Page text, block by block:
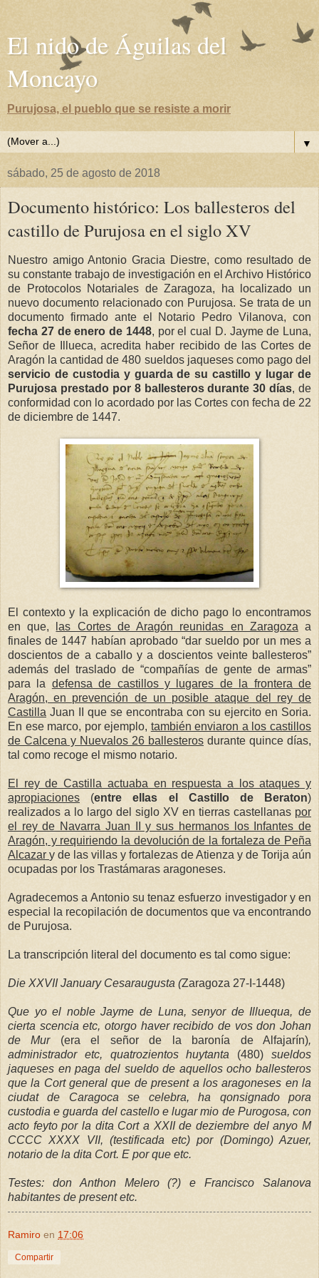
El nido de Águilas del
Moncayo
Purujosa, el pueblo que se resiste a morir
▼
sábado, 25 de agosto de 2018
Documento histórico: Los ballesteros del
castillo de Purujosa en el siglo XV
Nuestro amigo Antonio Gracia Diestre, como resultado de
su constante trabajo de investigación en el Archivo Histórico
de Protocolos Notariales de Zaragoza, ha localizado un
nuevo documento relacionado con Purujosa. Se trata de un
documento firmado ante el Notario Pedro Vilanova, con
fecha 27 de enero de 1448, por el cual D. Jayme de Luna,
Señor de Illueca, acredita haber recibido de las Cortes de
Aragón la cantidad de 480 sueldos jaqueses como pago del
servicio de custodia y guarda de su castillo y lugar de
Purujosa prestado por 8 ballesteros durante 30 días, de
conformidad con lo acordado por las Cortes con fecha de 22
de diciembre de 1447.
El contexto y la explicación de dicho pago lo encontramos
en que,
las Cortes de Aragón reunidas en Zaragoza a
finales de 1447 habían aprobado “dar sueldo por un mes a
doscientos de a caballo y a doscientos veinte ballesteros”
además del traslado de “compañías de gente de armas”
para la defensa de castillos y lugares de la frontera de
Aragón, en prevención de un posible ataque del rey de
Castilla Juan II que se encontraba con su ejercito en Soria.
En ese marco, por ejemplo, también enviaron a los castillos
de Calcena y Nuevalos 26 ballesteros durante quince días,
tal como recoge el mismo notario.
El rey de Castilla actuaba en respuesta a los ataques y
apropiaciones (entre ellas el Castillo de Beraton)
realizados a lo largo del siglo XV en tierras castellanas por
el rey de Navarra Juan II y sus hermanos los Infantes de
Aragón, y requiriendo la devolución de la fortaleza de Peña
Alcazar y de las villas y fortalezas de Atienza y de Torija aún
ocupadas por los Trastámaras aragoneses.
Agradecemos a Antonio su tenaz esfuerzo investigador y en
especial la recopilación de documentos que va encontrando
de Purujosa.
La transcripción literal del documento es tal como sigue:
Die XXVII January Cesaraugusta (Zaragoza 27-I-1448)
Que yo el noble Jayme de Luna, senyor de Illuequa, de
cierta scencia etc, otorgo haver recibido de vos don Johan
de Mur (era el señor de la baronía de Alfajarín),
administrador etc, quatrozientos huytanta (480) sueldos
jaqueses en paga del sueldo de aquellos ocho ballesteros
que la Cort general que de present a los aragoneses en la
ciudat de Caragoca se celebra, ha qonsignado pora
custodia e guarda del castello e lugar mio de Purogosa, con
acto feyto por la dita Cort a XXII de deziembre del anyo M
CCCC XXXX VII, (testificada etc) por (Domingo) Azuer,
notario de la dita Cort. E por que etc.
Testes: don Anthon Melero (?) e Francisco Salanova
habitantes de present etc.
Ramiro en 17:06
Compartir